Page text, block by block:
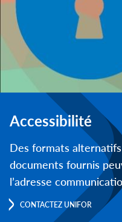
Accessibilité
Des formats
documents fournis
l’adresse
CONTACTEZ UNIFOR